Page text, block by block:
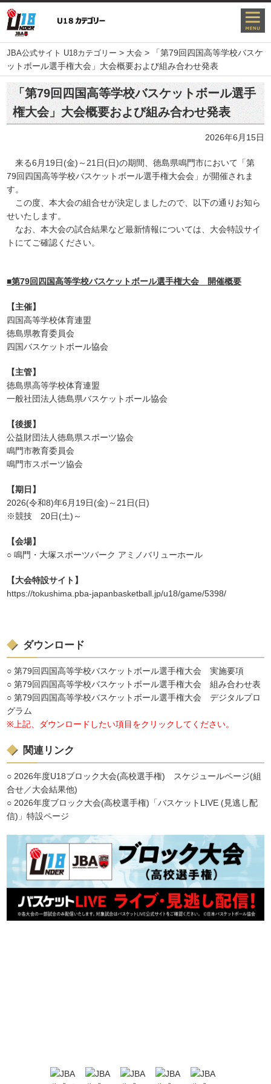
JBA公式サイト U18カテゴリー > 大会 >
「第79回四国高等学校バスケ
ットボール選手権大会」大会概要および組み合わせ発表
「第79回四国高等学校バスケットボール選手
権大会」大会概要および組み合わせ発表
2026年6月15日
来る6月19日(金)～21日(日)の期間、徳島県鳴門市において「第
79回四国高等学校バスケットボール選手権大会会」が開催されま
す。
この度、本大会の組合せが決定しましたので、以下の通りお知ら
せいたします。
なお、本大会の試合結果など最新情報については、大会特設サイ
トにてご確認ください。
■第79回四国高等学校バスケットボール選手権大会 開催概要
【主催】
四国高等学校体育連盟
徳島県教育委員会
四国バスケットボール協会
【主管】
徳島県高等学校体育連盟
一般社団法人徳島県バスケットボール協会
【後援】
公益財団法人徳島県スポーツ協会
鳴門市教育委員会
鳴門市スポーツ協会
【期日】
2026(令和8)年6月19日(金)～21日(日)
※競技 20日(土)～
【会場】
○ 鳴門・大塚スポーツパーク アミノバリューホール
【大会特設サイト】
https://tokushima.pba-japanbasketball.jp/u18/game/5398/
ダウンロード
○ 第79回四国高等学校バスケットボール選手権大会 実施要項
○ 第79回四国高等学校バスケットボール選手権大会 組み合わせ表
○ 第79回四国高等学校バスケットボール選手権大会 デジタルプロ
グラム
※上記、ダウンロードしたい項目をクリックしてください。
関連リンク
○2026年度U18ブロック大会(高校選手権) スケジュールページ(組
合せ／大会結果他)
○ 2026年度ブロック大会(高校選手権)「バスケットLIVE (見逃し配
信)」特設ページ